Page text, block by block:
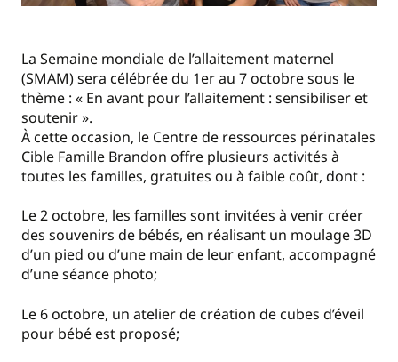
La Semaine mondiale de l’allaitement maternel
(SMAM) sera célébrée du 1er au 7 octobre sous le
thème : « En avant pour l’allaitement : sensibiliser et
soutenir ».
À cette occasion, le Centre de ressources périnatales
Cible Famille Brandon offre plusieurs activités à
toutes les familles, gratuites ou à faible coût, dont :
Le 2 octobre, les familles sont invitées à venir créer
des souvenirs de bébés, en réalisant un moulage 3D
d’un pied ou d’une main de leur enfant, accompagné
d’une séance photo;
Le 6 octobre, un atelier de création de cubes d’éveil
pour bébé est proposé;